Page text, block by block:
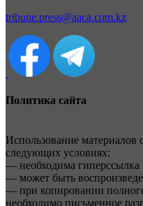
tribune.press@aaca.com.kz
Политика сайта
Использование материалов
следующих условиях:
— необходима гиперссылка
— может быть
— при копировании
необходимо письменное